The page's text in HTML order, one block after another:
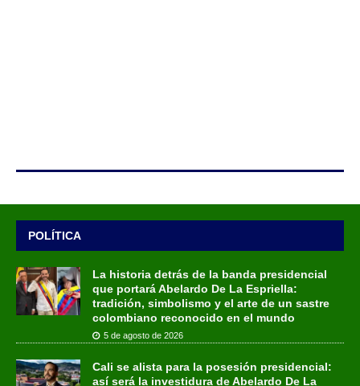
POLÍTICA
La historia detrás de la banda presidencial
que portará Abelardo De La Espriella:
tradición, simbolismo y el arte de un sastre
colombiano reconocido en el mundo
5 de agosto de 2026
Cali se alista para la posesión presidencial:
así será la investidura de Abelardo De La